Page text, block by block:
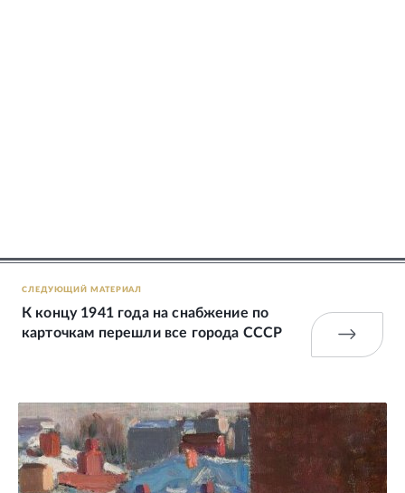
СЛЕДУЮЩИЙ МАТЕРИАЛ
К концу 1941 года на снабжение по
карточкам перешли все города СССР